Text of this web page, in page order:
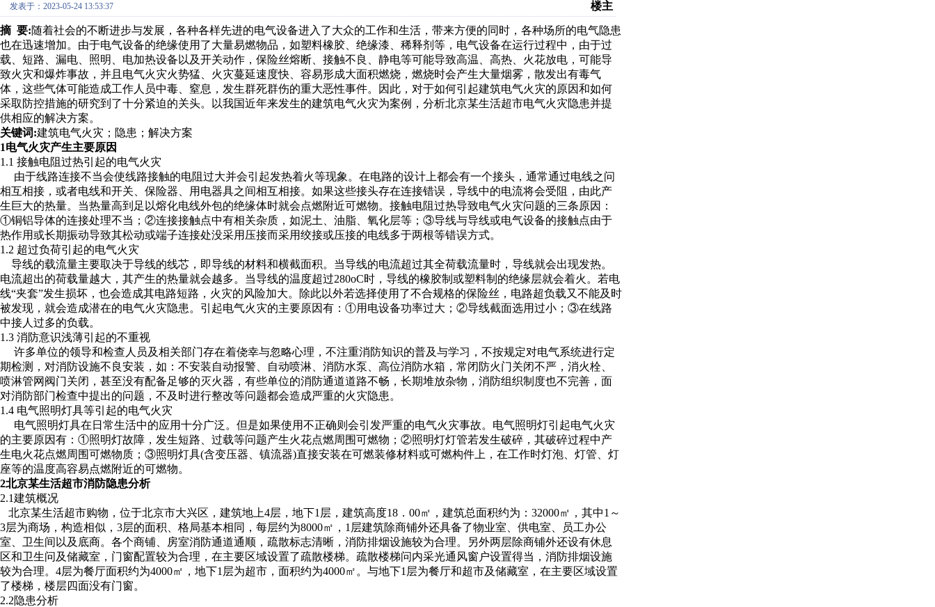
发表于：2023-05-24 13:53:37 楼主
摘 要:随着社会的不断进步与发展，各种各样先进的电气设备进入了大众的工作和生活，带来方便的同时，各种场所的电气隐患
也在迅速增加。由于电气设备的绝缘使用了大量易燃物品，如塑料橡胶、绝缘漆、稀释剂等，电气设备在运行过程中，由于过
载、短路、漏电、照明、电加热设备以及开关动作，保险丝熔断、接触不良、静电等可能导致高温、高热、火花放电，可能导
致火灾和爆炸事故，并且电气火灾火势猛、火灾蔓延速度快、容易形成大面积燃烧，燃烧时会产生大量烟雾，散发出有毒气
体，这些气体可能造成工作人员中毒、窒息，发生群死群伤的重大恶性事件。因此，对于如何引起建筑电气火灾的原因和如何
采取防控措施的研究到了十分紧迫的关头。以我国近年来发生的建筑电气火灾为案例，分析北京某生活超市电气火灾隐患并提
供相应的解决方案。
关键词:建筑电气火灾；隐患；解决方案
1电气火灾产生主要原因
1.1 接触电阻过热引起的电气火灾
由于线路连接不当会使线路接触的电阻过大并会引起发热着火等现象。在电路的设计上都会有一个接头，通常通过电线之问
相互相接，或者电线和开关、保险器、用电器具之间相互相接。如果这些接头存在连接错误，导线中的电流将会受阻，由此产
生巨大的热量。当热量高到足以熔化电线外包的绝缘体时就会点燃附近可燃物。接触电阻过热导致电气火灾问题的三条原因：
①铜铝导体的连接处理不当；②连接接触点中有相关杂质，如泥土、油脂、氧化层等；③导线与导线或电气设备的接触点由于
热作用或长期振动导致其松动或端子连接处没采用压接而采用绞接或压接的电线多于两根等错误方式。
1.2 超过负荷引起的电气火灾
导线的载流量主要取决于导线的线芯，即导线的材料和横截面积。当导线的电流超过其全荷载流量时，导线就会出现发热。
电流超出的荷载量越大，其产生的热量就会越多。当导线的温度超过280oC时，导线的橡胶制或塑料制的绝缘层就会着火。若电
线“夹套”发生损坏，也会造成其电路短路，火灾的风险加大。除此以外若选择使用了不合规格的保险丝，电路超负载又不能及时
被发现，就会造成潜在的电气火灾隐患。引起电气火灾的主要原因有：①用电设备功率过大；②导线截面选用过小；③在线路
中接人过多的负载。
1.3 消防意识浅薄引起的不重视
许多单位的领导和检查人员及相关部门存在着侥幸与忽略心理，不注重消防知识的普及与学习，不按规定对电气系统进行定
期检测，对消防设施不良安装，如：不安装自动报警、自动喷淋、消防水泵、高位消防水箱，常闭防火门关闭不严，消火栓、
喷淋管网阀门关闭，甚至没有配备足够的灭火器，有些单位的消防通道道路不畅，长期堆放杂物，消防组织制度也不完善，面
对消防部门检查中提出的问题，不及时进行整改等问题都会造成严重的火灾隐患。
1.4 电气照明灯具等引起的电气火灾
电气照明灯具在日常生活中的应用十分广泛。但是如果使用不正确则会引发严重的电气火灾事故。电气照明灯引起电气火灾
的主要原因有：①照明灯故障，发生短路、过载等问题产生火花点燃周围可燃物；②照明灯灯管若发生破碎，其破碎过程中产
生电火花点燃周围可燃物质；③照明灯具(含变压器、镇流器)直接安装在可燃装修材料或可燃构件上，在工作时灯泡、灯管、灯
座等的温度高容易点燃附近的可燃物。
2北京某生活超市消防隐患分析
2.1建筑概况
北京某生活超市购物，位于北京市大兴区，建筑地上4层，地下1层，建筑高度18．00㎡，建筑总面积约为：32000㎡，其中1～
3层为商场，构造相似，3层的面积、格局基本相同，每层约为8000㎡，1层建筑除商铺外还具备了物业室、供电室、员工办公
室、卫生间以及底商。各个商铺、房室消防通道通顺，疏散标志清晰，消防排烟设施较为合理。另外两层除商铺外还设有休息
区和卫生问及储藏室，门窗配置较为合理，在主要区域设置了疏散楼梯。疏散楼梯问内采光通风窗户设置得当，消防排烟设施
较为合理。4层为餐厅面积约为4000㎡，地下1层为超市，面积约为4000㎡。与地下1层为餐厅和超市及储藏室，在主要区域设置
了楼梯，楼层四面没有门窗。
2.2隐患分析